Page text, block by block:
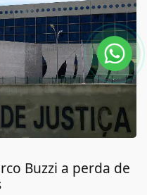
Buzzi a perda de